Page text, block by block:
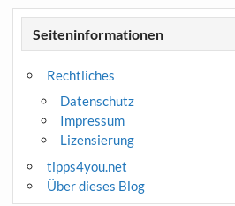
Seiteninformationen
Rechtliches
Datenschutz
Impressum
Lizensierung
tipps4you.net
Über dieses Blog